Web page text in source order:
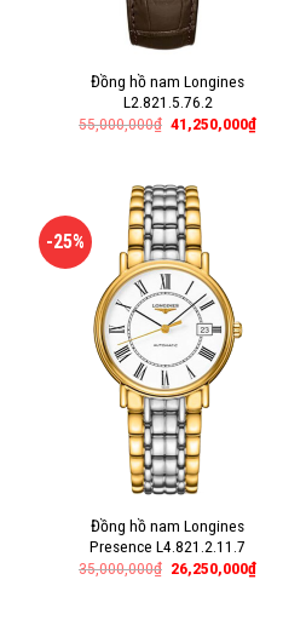
Đồng hồ nam Longines
L2.821.5.76.2
55,000,000₫ 41,250,000₫
-25%
Đồng hồ nam Longines
Presence L4.821.2.11.7
35,000,000₫ 26,250,000₫